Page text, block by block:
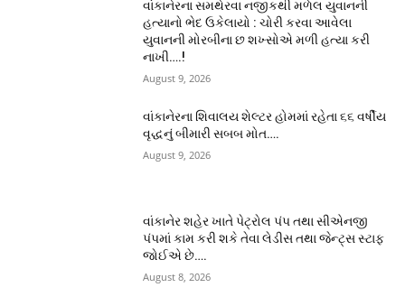
વાંકાનેરના સમથેરવા નજીકથી મળેલ યુવાનની
હત્યાનો ભેદ ઉકેલાયો : ચોરી કરવા આવેલા
યુવાનની મોરબીના છ શખ્સોએ મળી હત્યા કરી
નાખી….!
August 9, 2026
વાંકાનેરના શિવાલય શેલ્ટર હોમમાં રહેતા ૬૬ વર્ષીય
વૃદ્ધનું બીમારી સબબ મોત….
August 9, 2026
વાંકાનેર શહેર ખાતે પેટ્રોલ પંપ તથા સીએનજી
પંપમાં કામ કરી શકે તેવા લેડીસ તથા જેન્ટ્સ સ્ટાફ
જોઈએ છે….
August 8, 2026